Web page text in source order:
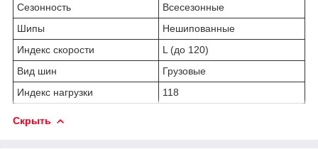
Сезонность
Всесезонные
Шипы
Нешипованные
Индекс скорости
L (до 120)
Вид шин
Грузовые
Индекс нагрузки
118
Скрыть